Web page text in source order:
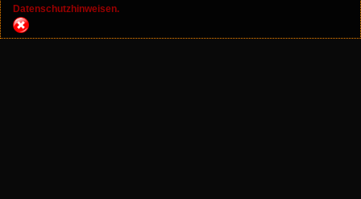
Datenschutzhinweisen.